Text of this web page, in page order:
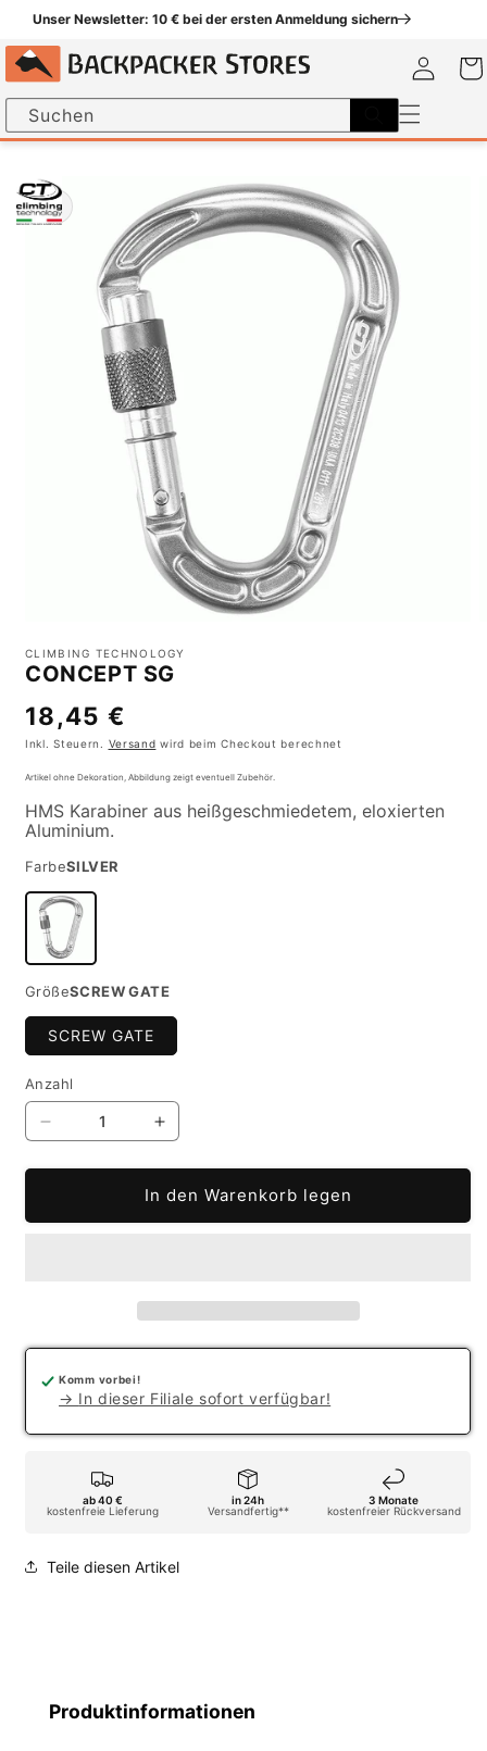
Unser Newsletter: 10 € bei der ersten Anmeldung sichern
Suchen
Einloggen
1
in
Modal
CLIMBING TECHNOLOGY
CONCEPT SG
Normaler
Preis
18,45 €
Inkl. Steuern. Versand wird beim Checkout berechnet
Artikel ohne Dekoration, Abbildung zeigt eventuell Zubehör.
HMS Karabiner aus heißgeschmiedetem, eloxierten
Aluminium.
FarbeSILVER
GrößeSCREW GATE
SCREW GATE
Anzahl
Verringere
CONCEPT
Erhöhe
für
CONCEPT
In den Warenkorb legen
Komm vorbei!
→ In dieser Filiale sofort verfügbar!
ab 40 €
kostenfreie Lieferung
in 24h
Versandfertig**
3 Monate
kostenfreier Rückversand
Teile diesen Artikel
Produktinformationen